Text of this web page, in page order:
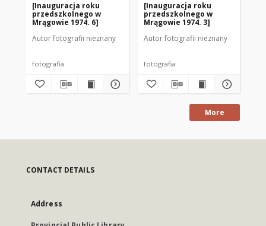
[Inauguracja roku
przedszkolnego w
Mrągowie 1974. 6]
Autor fotografii nieznany
fotografia
[Inauguracja roku
przedszkolnego w
Mrągowie 1974. 3]
Autor fotografii nieznany
fotografia
More
CONTACT DETAILS
Address